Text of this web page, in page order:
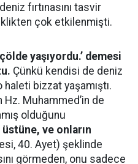
fırtınasını tasvir
çok etkilenmişti.
yaşıyordu.’ demesi
Çünkü kendisi de deniz
haleti bizzat yaşamıştı.
Hz. Muhammed’in de
olduğunu
üstüne, ve onların
40. Ayet) şeklinde
görmeden, onu sadece